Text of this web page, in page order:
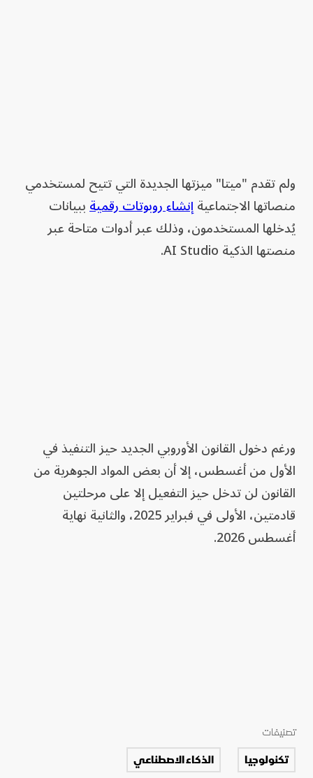
ولم تقدم "ميتا" ميزتها الجديدة التي تتيح لمستخدمي
منصاتها الاجتماعيةإنشاء روبوتات رقميةببيانات
يُدخلها المستخدمون، وذلك عبر أدوات متاحة عبر
منصتها الذكية AI Studio.
ورغم دخول القانون الأوروبي الجديد حيز التنفيذ في
الأول من أغسطس، إلا أن بعض المواد الجوهرية من
القانون لن تدخل حيز التفعيل إلا على مرحلتين
قادمتين، الأولى في فبراير 2025، والثانية نهاية
أغسطس 2026.
تصنيفات
تكنولوجيا الذكاء الاصطناعي